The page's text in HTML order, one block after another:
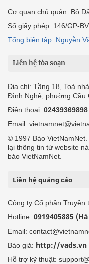
Cơ quan chủ quản: Bộ
Số giấy phép: 146/GP-
Tổng biên tập: Nguyễn
Liên hệ tòa soạn
Địa chỉ: Tầng 18, Toà
Đình Nghệ, phường Cầu
Điện thoại: 02439369898
Email:
© 1997 Báo
lại thông tin từ website
báo VietNamNet.
Liên hệ quảng cáo
Công ty Cổ phần Truyền
Hotline: 0919405885
Email:
Báo giá: http://vads.vn
Hỗ trợ kỹ thuật: